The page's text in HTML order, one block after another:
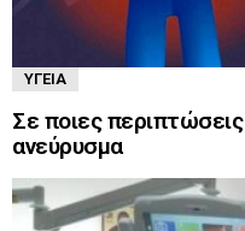
ΥΓΕΊΑ
Σε ποιες
ανεύρυσμα